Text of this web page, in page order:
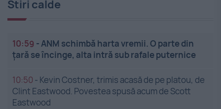
Stiri calde
10:59 -ANM schimbă harta vremii. O parte din
țară se încinge, alta intră sub rafale puternice
10:50 - Kevin Costner, trimis acasă de pe platou, de
Clint Eastwood. Povestea spusă acum de Scott
Eastwood